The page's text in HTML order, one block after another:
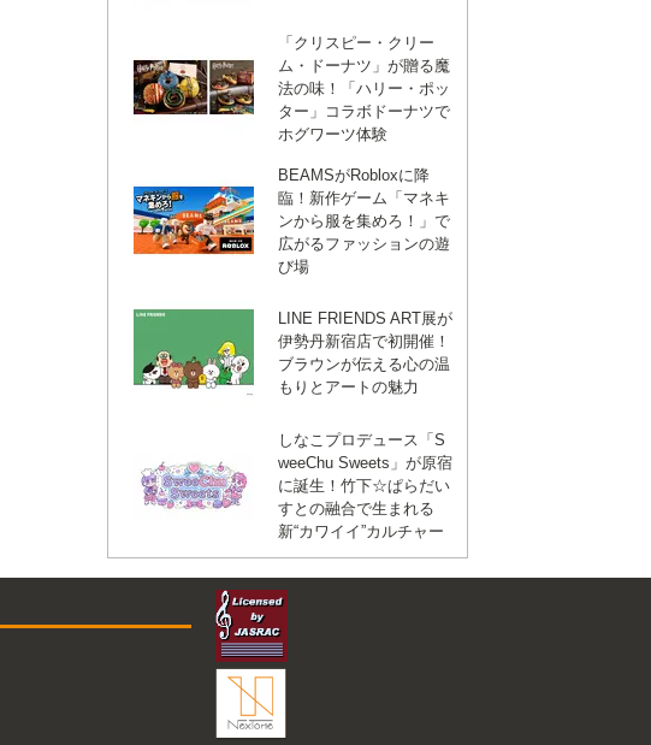
「クリスピー・クリー
ム・ドーナツ」が贈る魔
法の味！「ハリー・ポッ
ター」コラボドーナツで
ホグワーツ体験
BEAMSがRobloxに降
臨！新作ゲーム「マネキ
ンから服を集めろ！」で
広がるファッションの遊
び場
LINE FRIENDS ART展が
伊勢丹新宿店で初開催！
ブラウンが伝える心の温
もりとアートの魅力
しなこプロデュース「S
weeChu Sweets」が原宿
に誕生！竹下☆ぱらだい
すとの融合で生まれる
新“カワイイ”カルチャー